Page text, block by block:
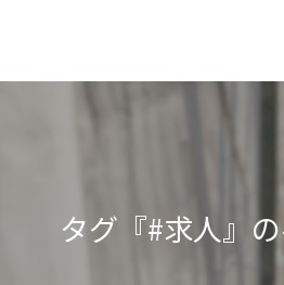
タグ『#求人』